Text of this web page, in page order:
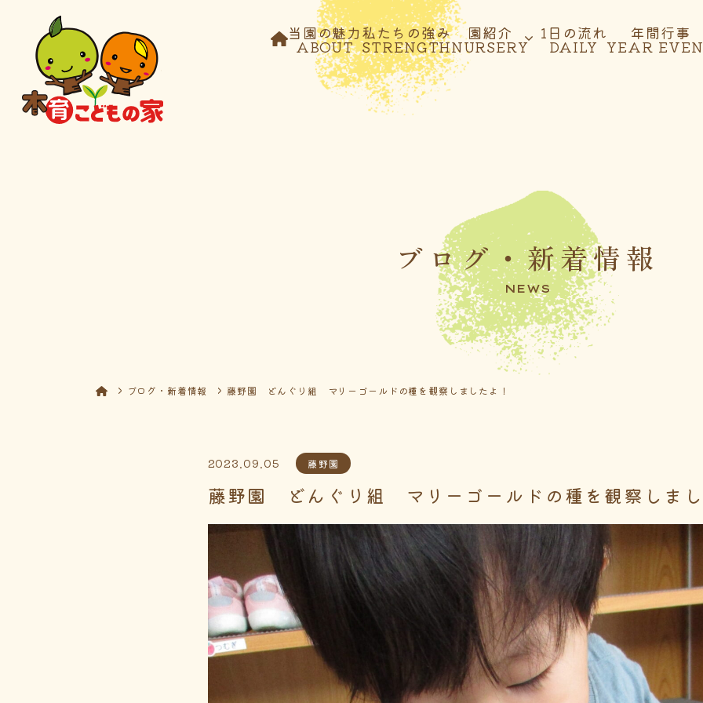
当園の魅力
ABOUT
私たちの強み
STRENGTH
園紹介
NURSERY
1日の流れ
DAILY
年間行事
YEAR
ブログ・新着情報
NEWS
ブログ・新着情報 藤野園 どんぐり組 マリーゴールドの種を観察しましたよ！
2023.09.05 藤野園
藤野園 どんぐり組 マリーゴールドの種を観察しま